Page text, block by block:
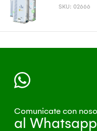
SKU:02666
Comunicate con
al Whatsapp